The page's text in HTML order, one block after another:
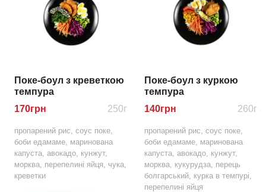
Поке-боул з креветкою
темпура
170грн 250г
пропарений рис, соус поке,
боби едамаме, маринована
капуста, авокадо, кунжут,
морква, перепелині яйця, чука,
креветки
Поке-боул з куркою
темпура
140грн 260г
пропарений рис, соус поке,
боби едамаме, маринована
капуста, авокадо, кунжут,
морква, кукурудза, перець
болгарський, курка в темпурі,
перепелині яйця